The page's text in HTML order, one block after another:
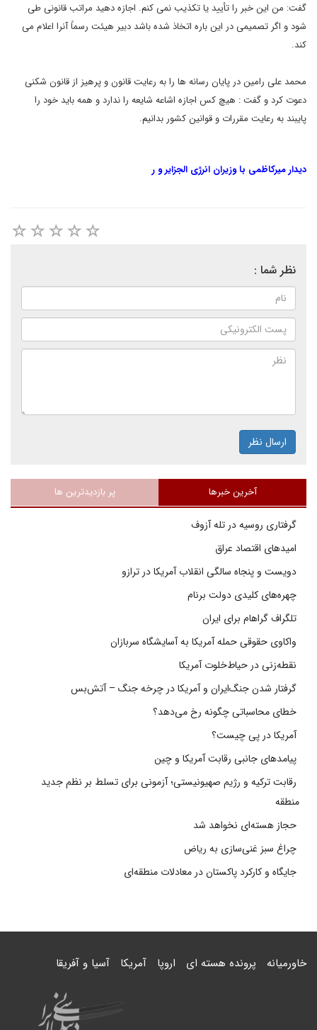
گفت: من این خبر را تأیید یا تکذیب نمی کنم. اجازه دهید مراتب قانونی طی
شود و اگر تصمیمی در اینباره اتخاذ شده باشد دبیر هیئت رسماً آنرا اعلام می
کند.
محمد علی رامین در پایان رسانه ها را به رعایت قانون و پرهیز از قانون شکنی
دعوت کرد و گفت : هیچ کس اجازه اشاعه شایعه را ندارد و همه باید خود را
پایبند به رعایت مقررات و قوانین کشور بدانیم.
دیدار میرکاظمی با وزیران انرژی الجزایر و ر
نظر شما :
ارسال نظر
آخرین خبرها پر بازدیدترین ها
گرفتاری روسیه در تله آزوف
امیدهای اقتصاد عراق
دویست و پنجاه سالگی انقلاب آمریکا در ترازو
چهره‌های کلیدی دولت برنام
تلگراف گراهام برای ایران
واکاوی حقوقی حمله آمریکا به آسایشگاه سربازان
نقطه‌زنی در حیاط‌خلوت آمریکا
گرفتار شدن جنگ‌ایران و آمریکا در چرخه جنگ – آتش‌بس
خطای محاسباتی چگونه رخ می‌دهد؟
آمریکا در پی چیست؟
پیامدهای جانبی رقابت آمریکا و چین
رقابت ترکیه و رژیم صهیونیستی؛ آزمونی برای تسلط بر نظم جدید
منطقه
حجاز هسته‌ای نخواهد شد
چراغ سبز غنی‌سازی به ریاض
جایگاه و کارکرد پاکستان در معادلات منطقه‌ای
خاورمیانه پرونده هسته ای اروپا آمریکا آسیا و آفریقا